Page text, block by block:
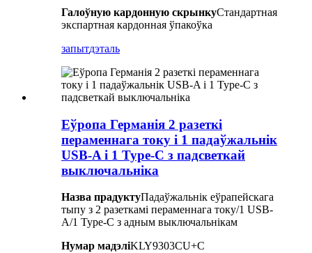
Галоўную кардонную скрынкуСтандартная
экспартная кардонная ўпакоўка
запытдэталь
Еўропа Германія 2 разеткі
пераменнага току і 1 падаўжальнік
USB-A і 1 Type-C з падсветкай
выключальніка
Назва прадуктуПадаўжальнік еўрапейскага
тыпу з 2 разеткамі пераменнага току/1 USB-
A/1 Type-C з адным выключальнікам
Нумар мадэліKLY9303CU+C